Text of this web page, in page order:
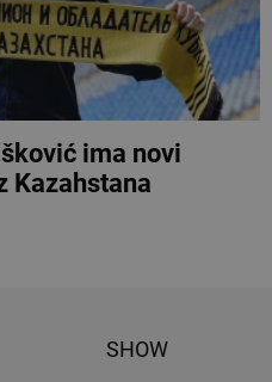
ima novi
Kazahstana
SHOW